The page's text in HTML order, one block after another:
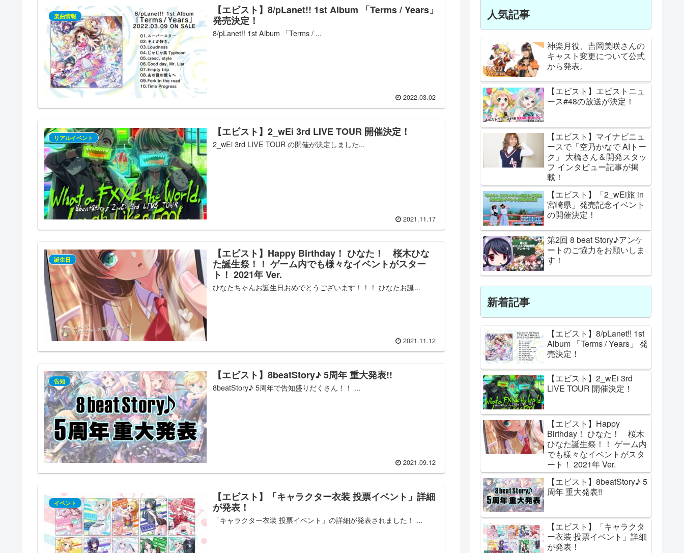
楽曲情報
【エビスト】8/pLanet!! 1st Album 「Terms / Years」
発売決定！
8/pLanet!! 1st Album 「Terms / ...
2022.03.02
リアルイベント 【エビスト】2_wEi 3rd LIVE TOUR 開催決定！
2_wEi 3rd LIVE TOUR の開催が決定しました...
2021.11.17
誕生日
【エビスト】Happy Birthday！ ひなた！ 桜木ひな
た誕生祭！！ ゲーム内でも様々なイベントがスター
ト！ 2021年 Ver.
ひなたちゃんお誕生日おめでとうございます！！！ ひなたお誕...
2021.11.12
告知 【エビスト】8beatStory♪ 5周年 重大発表!!
8beatStory♪ 5周年で告知盛りだくさん！！ ...
2021.09.12
イベント
【エビスト】「キャラクター衣装 投票イベント」詳細
が発表！
「キャラクター衣装 投票イベント」の詳細が発表されました！ ...
人気記事
神楽月役、吉岡美咲さんの
キャスト変更について公式
から発表。
【エビスト】エビストニュ
ース#48の放送が決定！
【エビスト】マイナビニュ
ースで「空乃かなで AIトー
ク」 大橋さん＆開発スタッ
フ インタビュー記事が掲
載！
【エビスト】「2_wEi旅 in
宮崎県」発売記念イベント
の開催決定！
第2回 8 beat Story♪アンケ
ートのご協力をお願いしま
す！
新着記事
【エビスト】8/pLanet!! 1st
Album 「Terms / Years」 発
売決定！
【エビスト】2_wEi 3rd
LIVE TOUR 開催決定！
【エビスト】Happy
Birthday！ ひなた！ 桜木
ひなた誕生祭！！ ゲーム内
でも様々なイベントがスタ
ート！ 2021年 Ver.
【エビスト】8beatStory♪ 5
周年 重大発表!!
【エビスト】「キャラクタ
ー衣装 投票イベント」詳細
が発表！